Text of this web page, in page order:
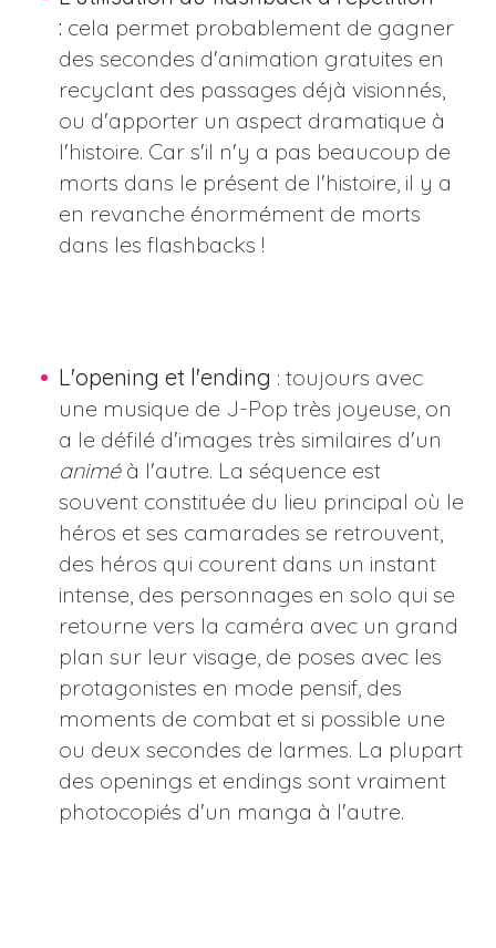
: cela permet probablement de gagner
des secondes d'animation gratuites en
recyclant des passages déjà visionnés,
ou d'apporter un aspect dramatique à
l'histoire. Car s'il n'y a pas beaucoup de
morts dans le présent de l'histoire, il y a
en revanche énormément de morts
dans les flashbacks !
L'opening et l'ending : toujours avec
une musique de J-Pop très joyeuse, on
a le défilé d'images très similaires d'un
animéà l'autre. La séquence est
souvent constituée du lieu principal où le
héros et ses camarades se retrouvent,
des héros qui courent dans un instant
intense, des personnages en solo qui se
retourne vers la caméra avec un grand
plan sur leur visage, de poses avec les
protagonistes en mode pensif, des
moments de combat et si possible une
ou deux secondes de larmes. La plupart
des openings et endings sont vraiment
photocopiés d'un manga à l'autre.